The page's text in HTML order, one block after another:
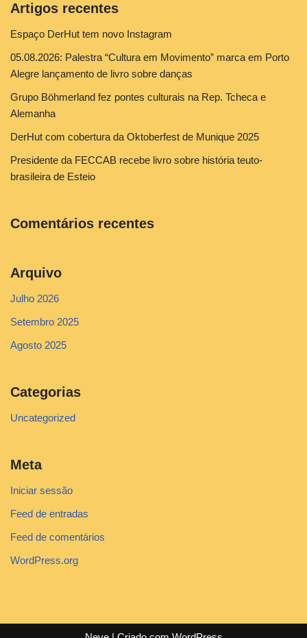
Artigos recentes
Espaço DerHut tem novo Instagram
05.08.2026: Palestra “Cultura em Movimento” marca em Porto
Alegre lançamento de livro sobre danças
Grupo Böhmerland fez pontes culturais na Rep. Tcheca e
Alemanha
DerHut com cobertura da Oktoberfest de Munique 2025
Presidente da FECCAB recebe livro sobre história teuto-
brasileira de Esteio
Comentários recentes
Arquivo
Julho 2026
Setembro 2025
Agosto 2025
Categorias
Uncategorized
Meta
Iniciar sessão
Feed de entradas
Feed de comentários
WordPress.org